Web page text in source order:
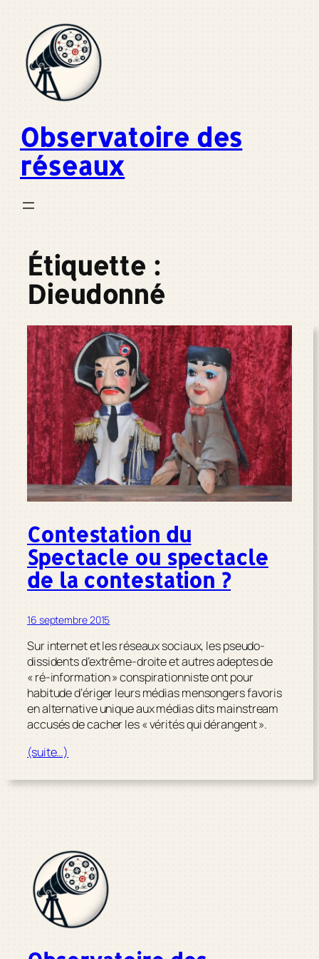
contenu
Observatoire des
réseaux
Étiquette :
Dieudonné
Contestation du
Spectacle ou spectacle
de la contestation ?
16 septembre 2015
Sur internet et les réseaux sociaux, les pseudo-
dissidents d’extrême-droite et autres adeptes de
« ré-information » conspirationniste ont pour
habitude d’ériger leurs médias mensongers favoris
en alternative unique aux médias ditsmainstream
accusés de cacher les « vérités qui dérangent ».
(suite…)